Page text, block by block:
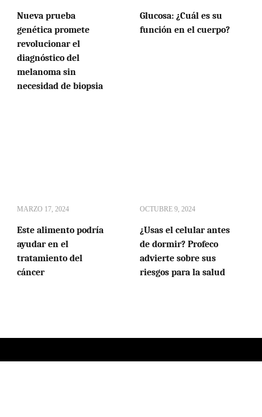
Nueva prueba
genética promete
revolucionar el
diagnóstico del
melanoma sin
necesidad de biopsia
Glucosa: ¿Cuál es su
función en el cuerpo?
MARZO 17, 2024
Este alimento podría
ayudar en el
tratamiento del
cáncer
OCTUBRE 9, 2024
¿Usas el celular antes
de dormir? Profeco
advierte sobre sus
riesgos para la salud